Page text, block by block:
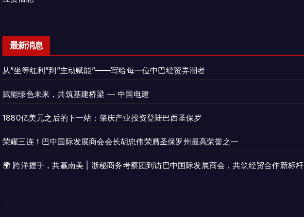
最新消息
从”坐等红利”到”主动赋能”——写给每一位中巴经贸弄潮者
赋能绿色未来，共筑基建桥梁 — 中国电建
1880亿美元之后的下一站：肇庆产业投资登陆巴西圣保罗
荣耀三连！巴中国际发展商会会长胡忠伟荣膺圣保罗州最高荣誉之一
🌍 跨洋握手，共赢南美 | 浙秘商务考察团到访巴中国际发展商会，共筑经贸合作新标杆